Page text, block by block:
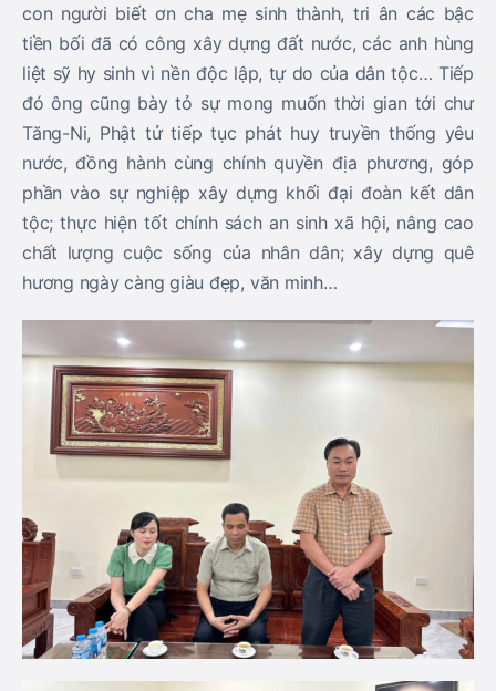
con người biết ơn cha mẹ sinh thành, tri ân các bậc
tiền bối đã có công xây dựng đất nước, các anh hùng
liệt sỹ hy sinh vì nền độc lập, tự do của dân tộc… Tiếp
đó ông cũng bày tỏ sự mong muốn thời gian tới chư
Tăng-Ni, Phật tử tiếp tục phát huy truyền thống yêu
nước, đồng hành cùng chính quyền địa phương, góp
phần vào sự nghiệp xây dựng khối đại đoàn kết dân
tộc; thực hiện tốt chính sách an sinh xã hội, nâng cao
chất lượng cuộc sống của nhân dân; xây dựng quê
hương ngày càng giàu đẹp, văn minh…